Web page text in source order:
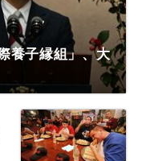
養子縁組」、大